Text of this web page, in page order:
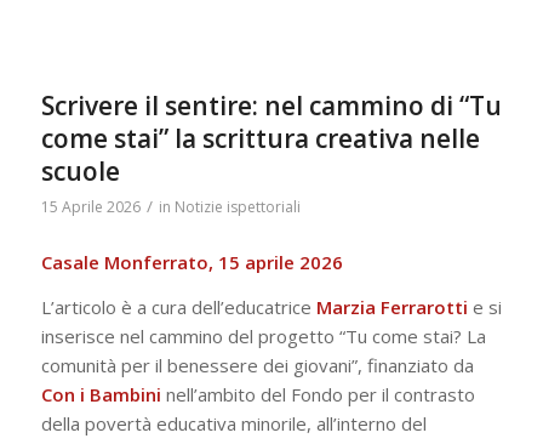
Scrivere il sentire: nel cammino di “Tu
come stai” la scrittura creativa nelle
scuole
15 Aprile 2026 / in Notizie ispettoriali
Casale Monferrato, 15 aprile 2026
L’articolo è a cura dell’educatrice Marzia Ferrarotti e si
inserisce nel cammino del progetto “Tu come stai? La
comunità per il benessere dei giovani”, finanziato da
Con i Bambini nell’ambito del Fondo per il contrasto
della povertà educativa minorile, all’interno del